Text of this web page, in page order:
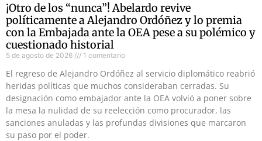
¡Otro de los “nunca”! Abelardo revive
políticamente a Alejandro Ordóñez y lo premia
con la Embajada ante la OEA pese a su polémico y
cuestionado historial
5 de agosto de 2026 1 comentario
El regreso de Alejandro Ordóñez al servicio diplomático reabrió
heridas políticas que muchos consideraban cerradas. Su
designación como embajador ante la OEA volvió a poner sobre
la mesa la nulidad de su reelección como procurador, las
sanciones anuladas y las profundas divisiones que marcaron
su paso por el poder.